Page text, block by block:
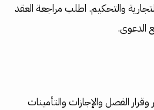
والتحكيم. اطلب مراجعة العقد
الدعوى.
الفصل والإجازات والتأمينات